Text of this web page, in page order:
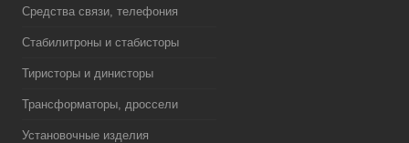
Средства связи, телефония
Стабилитроны и стабисторы
Тиристоры и динисторы
Трансформаторы, дроссели
Установочные изделия